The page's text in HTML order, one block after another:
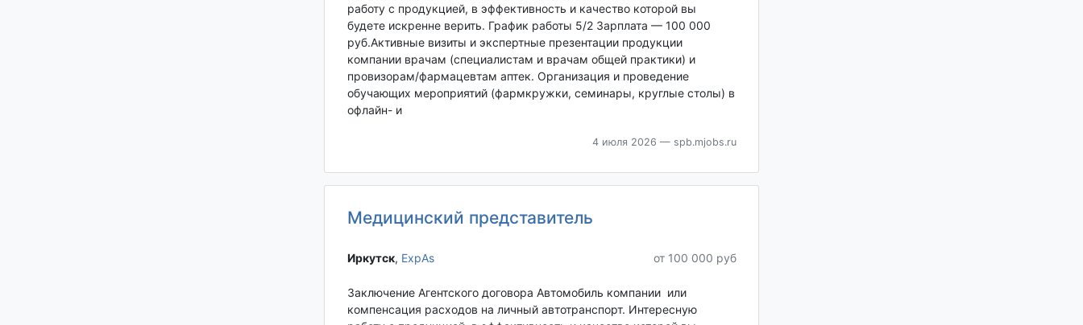
работу с продукцией, в эффективность и качество которой вы
будете искренне верить. График работы 5/2 Зарплата — 100 000
руб.Активные визиты и экспертные презентации продукции
компании врачам (специалистам и врачам общей практики) и
провизорам/фармацевтам аптек. Организация и проведение
обучающих мероприятий (фармкружки, семинары, круглые столы) в
офлайн- и
4 июля 2026 — spb.mjobs.ru
Медицинский представитель
Иркутск‎, ExpAs от 100 000 руб
Заключение Агентского договора Автомобиль компании или
компенсация расходов на личный автотранспорт. Интересную